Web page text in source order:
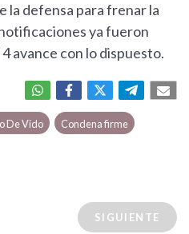
la defensa para frenar la
ya fueron
avance con lo dispuesto.
De Vido
Condena firme
SIGUIENTE